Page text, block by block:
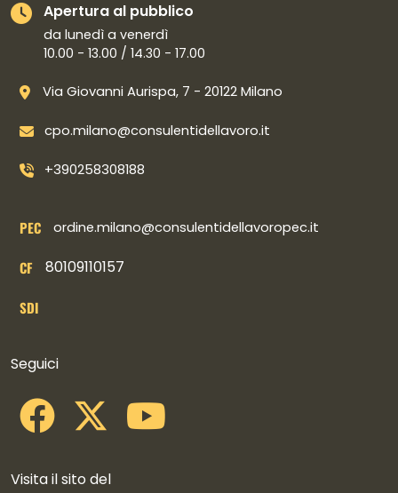
Apertura al pubblico
da lunedì a venerdì
10.00 - 13.00 / 14.30 - 17.00
Via Giovanni Aurispa, 7 - 20122 Milano
cpo.milano@consulentidellavoro.it
+390258308188
PEC ordine.milano@consulentidellavoropec.it
CF 80109110157
SDI
Seguici
Visita il sito del